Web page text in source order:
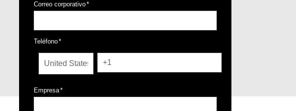
Correo corporativo*
Teléfono*
Empresa*